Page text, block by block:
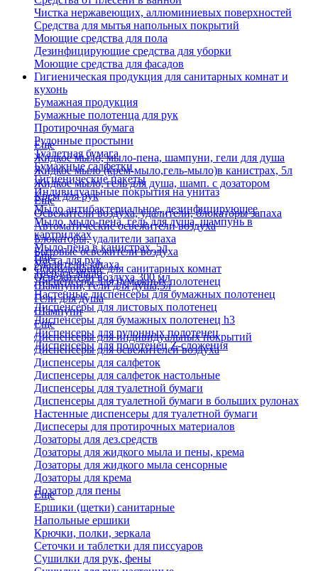
Чистка нержавеющих, аллюминиевых поверхностей
Средства для мытья напольных покрытий
Моющие средства для пола
Дезинфицирующие средства для уборки
Моющие средства для фасадов
Гигиеническая продукция для санитарных комнат и
кухонь
Бумажная продукция
Бумажные полотенца для рук
Протирочная бумага
Рулонные простыни
Туалетная бумага
Бумажные салфетки
Гигиенические пакеты
Индивидуальные покрытия на унитаз
Еще
Жидкое мыло, мыло-пена, шампуни, гели для душа
Жидкое мыло (крем-мыло,гель-мыло)в канистрах, 5л
Жидкое мыло, гель для душа, шамп. с дозатором
Крем для рук
Мыло антибактериальное, дезинфицирующее
Мыло, мыло-пена, гель для душа, шампунь в
картриджах
Мыло-пена в канистрах, 5л
Паста для рук
Твердое мыло
Шампуни, гели для душа,5л
Гели для душа
Шампуни
Еще
Освежители воздуха, удалители, блокаторы запаха
Автоматические освежители воздуха
Блокаторы, удалители запаха
Бытовые освежители воздуха
Удалители запаха
Освежители воздуха 300 мл
Еще
Оборудование для санитарных комнат
Диспенсеры для бумажных полотенец
Настенные диспенсеры для бумажных полотенец
Диспенсеры для листовых полотенец
Диспенсеры для бумажных полотенец h3
Диспенсеры для рулонных полотенец
Диспенсеры для полотенец Z-сложения
Еще
Диспенсеры для индивидуальных покрытий
Диспенсеры для освежителей воздуха
Диспенсеры для салфеток
Диспенсеры для салфеток настольные
Диспенсеры для туалетной бумаги
Диспенсеры для туалетной бумаги в больших рулонах
Настенные диспенсеры для туалетной бумаги
Диспесеры для протирочных материалов
Дозаторы для дез.средств
Дозаторы для жидкого мыла и пены, крема
Дозаторы для жидкого мыла сенсорные
Дозаторы для крема
Дозатор для пены
Еще
Ершики (щетки) санитарные
Напольные ершики
Крючки, полки, зеркала
Сеточки и таблетки для писсуаров
Сушилки для рук, фены